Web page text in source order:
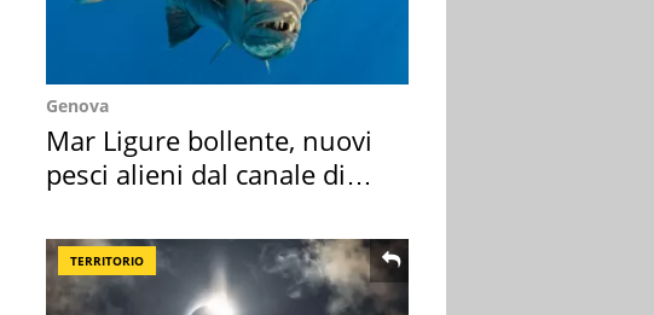
Genova
Mar Ligure bollente, nuovi
pesci alieni dal canale di
TERRITORIO